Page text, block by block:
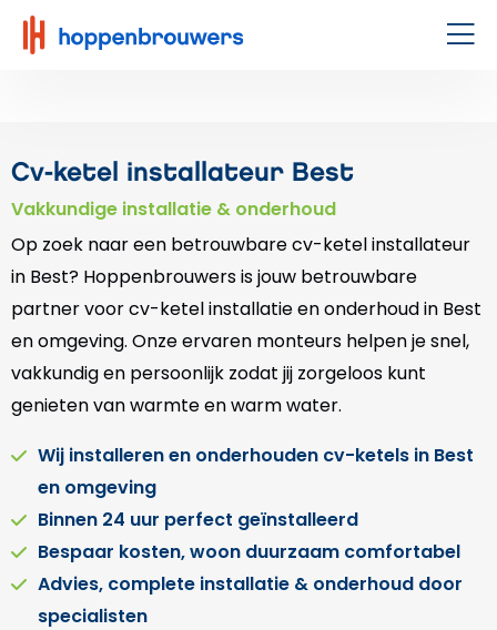
Hoppenbrouwers
|
Cv-ketel installateur Best
Vakkundige installatie & onderhoud
Op zoek naar een betrouwbare cv-ketel installateur
in Best? Hoppenbrouwers is jouw betrouwbare
partner voor cv-ketel installatie en onderhoud in Best
en omgeving. Onze ervaren monteurs helpen je snel,
vakkundig en persoonlijk zodat jij zorgeloos kunt
genieten van warmte en warm water.
Wij installeren en onderhouden cv-ketels in Best
en omgeving
Binnen 24 uur perfect geïnstalleerd
Bespaar kosten, woon duurzaam comfortabel
Advies, complete installatie & onderhoud door
specialisten